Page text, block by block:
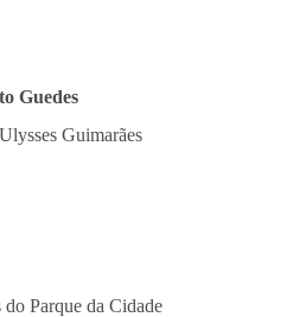
Guedes
Guimarães
Parque da Cidade